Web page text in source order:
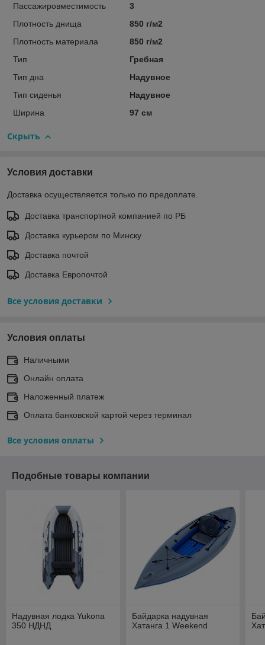
Пассажировместимость
3
Плотность днища
850 г/м2
Плотность материала
850 г/м2
Тип
Гребная
Тип дна
Надувное
Тип сиденья
Надувное
Ширина
97 см
Скрыть
Условия доставки
Доставка осуществляется только по предоплате.
Доставка транспортной компанией по РБ
Доставка курьером по Минску
Доставка почтой
Доставка Европочтой
Все условия доставки
Условия оплаты
Наличными
Онлайн оплата
Наложенный платеж
Оплата банковской картой через терминал
Все условия оплаты
Подобные товары компании
Надувная лодка Yukona
350 НДНД
Байдарка надувная
Хатанга 1 Weekend